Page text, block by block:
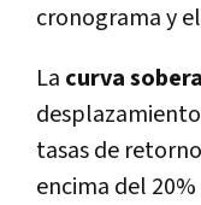
cronograma y
La curva
tasas de
encima del